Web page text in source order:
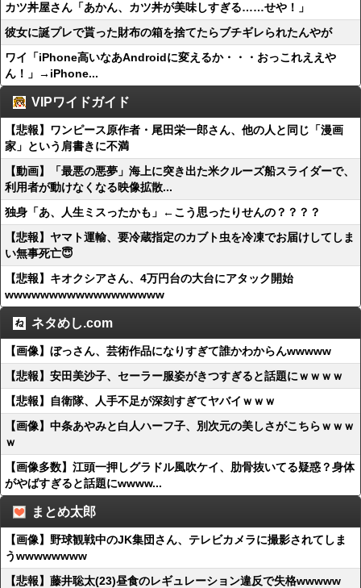
カツ丼屋さん「あかん、カツ丼が美味しすぎる……せや！」
彼女に誕プレで貰った財布の箱を捨てたらブチギレられたんやが
ワイ「iPhone高いなあAndroidに変えるか・・・おっこれええや
ん！」→iPhone...
VIPワイドガイド
【悲報】ワンピース原作者・尾田栄一郎さん、他の人と同じ「漫画
家」という肩書きに不満
【動画】「最悪の悪夢」海上に突き出た米クルーズ船スライダーで、
利用者が動けなくなる映像拡散...
独身「あ、人生ミスったかも」←こう思ったりせんの？？？？
【悲報】ヤマト運輸、要冷蔵指定のカブト虫を冷凍でお届けしてしま
い無事死亡😇
【悲報】キオクシアさん、4万円台の大台にアタック開始
wwwwwwwwwwwwwwwwww
ネタめし.com
【画像】ぼっさん、芸術作品になりすぎて誰かわからんwwwww
【悲報】安田美沙子、セーラー服姿がきつすぎると話題にｗｗｗｗ
【悲報】自衛隊、人手不足が深刻すぎてヤバイｗｗｗ
【画像】中条あやみと白人ハーフ子、別次元の美しさがこちらｗｗｗ
ｗ
【画像多数】江頭一押しグラドル風吹ケイ、肋骨抜いてる疑惑？身体
がやばすぎると話題にwwww...
まとめ太郎
【画像】野球観戦中のJK集団さん、テレビカメラに撮影されてしま
うwwwwwwww
【悲報】藤井聡太(23)昼食のレギュレーション違反で失格wwwww